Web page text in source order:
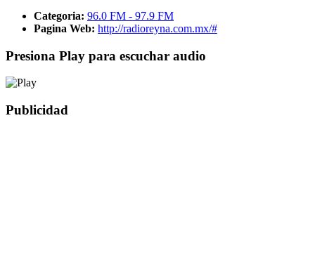
Categoria: 96.0 FM - 97.9 FM
Pagina Web: http://radioreyna.com.mx/#
Presiona Play para escuchar audio
Publicidad